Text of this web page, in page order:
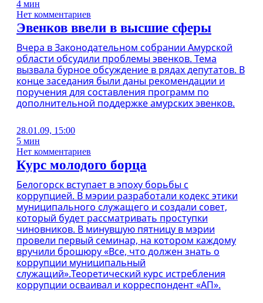
4 мин
Нет комментариев
Эвенков ввели в высшие сферы
Вчера в Законодательном собрании Амурской
области обсудили проблемы эвенков. Тема
вызвала бурное обсуждение в рядах депутатов. В
конце заседания были даны рекомендации и
поручения для составления программ по
дополнительной поддержке амурских эвенков.
28.01.09, 15:00
5 мин
Нет комментариев
Курс молодого борца
Белогорск вступает в эпоху борьбы с
коррупцией. В мэрии разработали кодекс этики
муниципального служащего и создали совет,
который будет рассматривать проступки
чиновников. В минувшую пятницу в мэрии
провели первый семинар, на котором каждому
вручили брошюру «Все, что должен знать о
коррупции муниципальный
служащий».Теоретический курс истребления
коррупции осваивал и корреспондент «АП».